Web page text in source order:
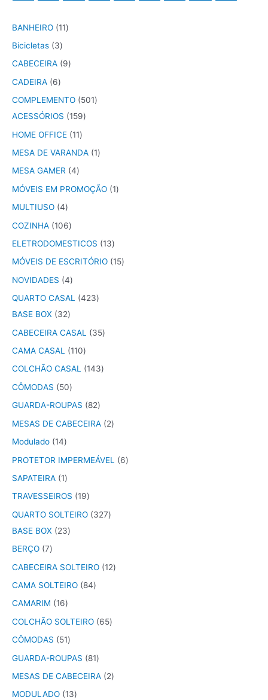
BANHEIRO 11
Bicicletas
3
CABECEIRA
9
CADEIRA
6
COMPLEMENTO
501
ACESSÓRIOS
159
HOME OFFICE 11
MESA DE VARANDA 1
MESA GAMER
4
MÓVEIS EM PROMOÇÃO 1
MULTIUSO 4
COZINHA 106
ELETRODOMESTICOS
13
MÓVEIS DE ESCRITÓRIO 15
NOVIDADES
4
QUARTO CASAL
423
BASE BOX
32
CABECEIRA CASAL
35
CAMA CASAL
110
COLCHÃO CASAL
143
CÔMODAS
50
GUARDA-ROUPAS
82
MESAS DE CABECEIRA
2
Modulado 14
PROTETOR IMPERMEÁVEL
6
SAPATEIRA 1
TRAVESSEIROS
19
QUARTO SOLTEIRO
327
BASE BOX
23
BERÇO 7
CABECEIRA SOLTEIRO 12
CAMA SOLTEIRO
84
CAMARIM
16
COLCHÃO SOLTEIRO
65
CÔMODAS
51
GUARDA-ROUPAS
81
MESAS DE CABECEIRA
2
MODULADO 13